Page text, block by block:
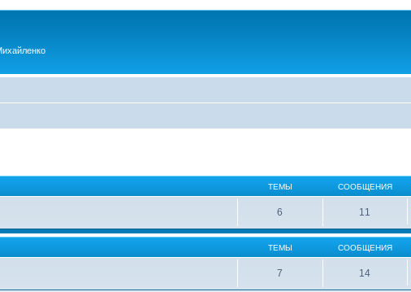
ТЕМЫ СООБЩЕНИЯ
6 11
ТЕМЫ СООБЩЕНИЯ
7 14